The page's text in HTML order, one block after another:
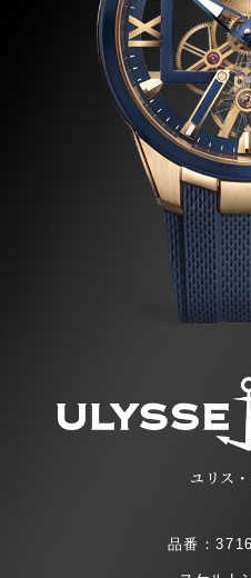
ユリス
品番：